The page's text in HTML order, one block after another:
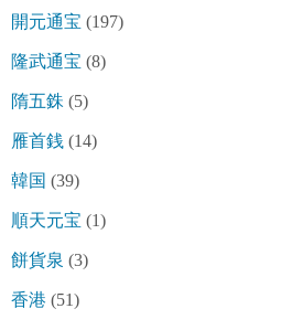
開元通宝 (197)
隆武通宝 (8)
隋五銖 (5)
雁首銭 (14)
韓国 (39)
順天元宝 (1)
餅貨泉 (3)
香港 (51)